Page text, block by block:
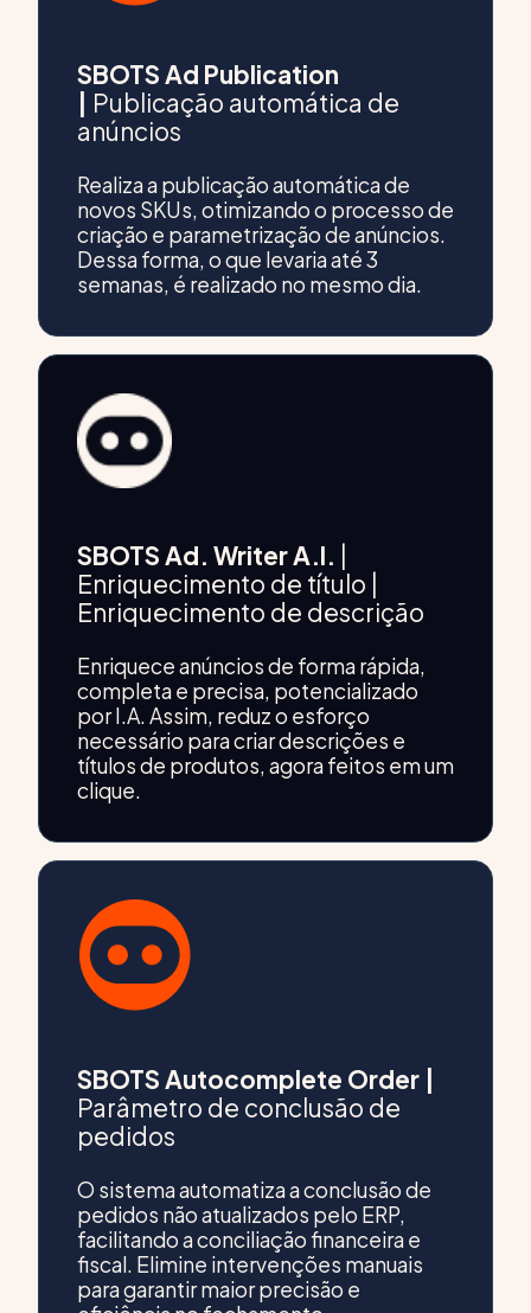
SBOTS Ad Publication
| Publicação automática de
anúncios
Realiza a publicação automática de
novos SKUs, otimizando o processo de
criação e parametrização de anúncios.
Dessa forma, o que levaria até 3
semanas, é realizado no mesmo dia.
SBOTS Ad. Writer A.I. |
Enriquecimento de título |
Enriquecimento de descrição
Enriquece anúncios de forma rápida,
completa e precisa, potencializado
por I.A. Assim, reduz o esforço
necessário para criar descrições e
títulos de produtos, agora feitos em um
clique.
SBOTS Autocomplete Order |
Parâmetro de conclusão de
pedidos
O sistema automatiza a conclusão de
pedidos não atualizados pelo ERP,
facilitando a conciliação financeira e
fiscal. Elimine intervenções manuais
para garantir maior precisão e